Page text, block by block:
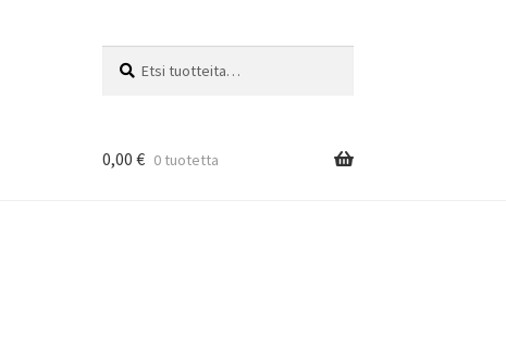
0,00 € 0 tuotetta